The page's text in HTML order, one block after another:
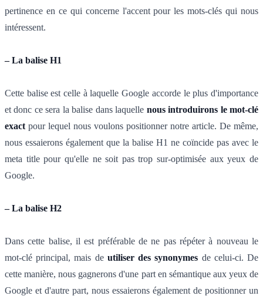
pertinence en ce qui concerne l'accent pour les mots-clés qui nous
intéressent.
– La balise H1
Cette balise est celle à laquelle Google accorde le plus d'importance
et donc ce sera la balise dans laquelle nous introduirons le mot-clé
exact pour lequel nous voulons positionner notre article. De même,
nous essaierons également que la balise H1 ne coïncide pas avec le
meta title pour qu'elle ne soit pas trop sur-optimisée aux yeux de
Google.
– La balise H2
Dans cette balise, il est préférable de ne pas répéter à nouveau le
mot-clé principal, mais de utiliser des synonymes de celui-ci. De
cette manière, nous gagnerons d'une part en sémantique aux yeux de
Google et d'autre part, nous essaierons également de positionner un